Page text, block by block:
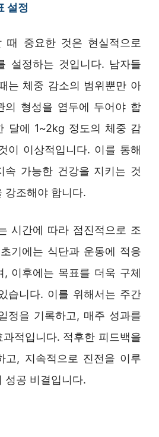
설정
때 중요한 것은 현실적으로
설정하는 것입니다. 남자들
는 체중 감소의 범위뿐만 아
의 형성을 염두에 두어야 합
달에 1~2kg 정도의 체중 감
이 이상적입니다. 이를 통해
속 가능한 건강을 지키는 것
강조해야 합니다.
시간에 따라 점진적으로 조
기에는 식단과 운동에 적응
, 이후에는 목표를 더욱 구체
습니다. 이를 위해서는 주간
정을 기록하고, 매주 성과를
적입니다. 적후한 피드백을
고, 지속적으로 진전을 이루
성공 비결입니다.